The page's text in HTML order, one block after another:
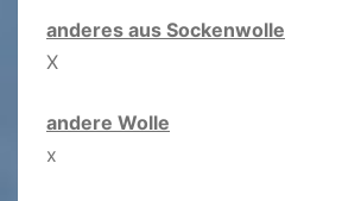
anderes aus Sockenwolle
X
andere Wolle
x